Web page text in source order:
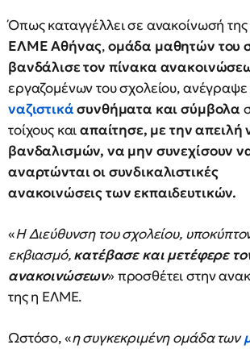
Όπως καταγγέλλει σε ανακοίνωσή της
ΕΛΜΕ Αθήνας,ομάδα μαθητών του
βανδάλισε τον πίνακα
εργαζομένων του σχολείου, ανέγραψε
ναζιστικάσυνθήματα και σύμβολα
τοίχους καιαπαίτησε, με την απειλή
βανδαλισμών, να μην συνεχίσουν
αναρτώνται οι συνδικαλιστικές
ανακοινώσεις των εκπαιδευτικών.
«Η Διεύθυνση του σχολείου,
εκβιασμό,κατέβασε και μετέφερε
ανακοινώσεων» προσθέτει στην
της η ΕΛΜΕ.
Ωστόσο, «η συγκεκριμένη ομάδα των